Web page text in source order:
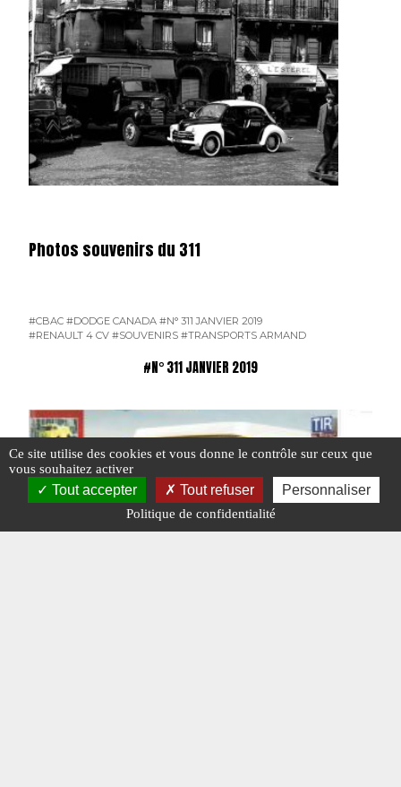
Photos souvenirs du 311
#CBAC #DODGE CANADA #N° 311 JANVIER 2019
#RENAULT 4 CV #SOUVENIRS #TRANSPORTS ARMAND
#N° 311 JANVIER 2019
Ce site utilise des cookies et vous donne le contrôle sur ceux que
vous souhaitez activer
Tout accepter Tout refuser Personnaliser
Politique de confidentialité